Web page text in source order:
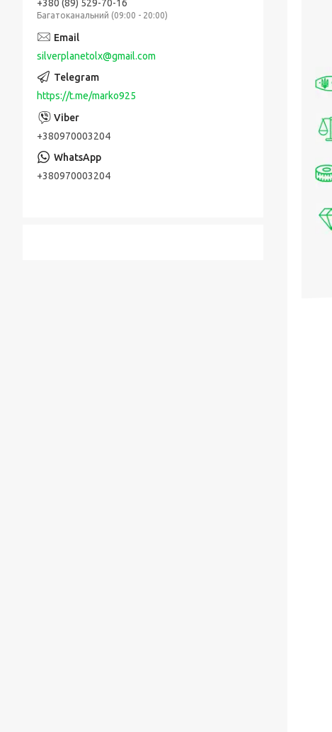
+380 (89) 529-70-16
Багатоканальний (09:00 - 20:00)
silverplanetolx@gmail.com
https://t.me/marko925
+380970003204
+380970003204